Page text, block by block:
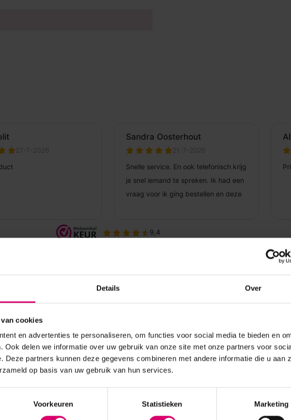
Details Over
cookies
en advertenties te personaliseren, om functies voor social media te bieden en
Ook delen we informatie over uw gebruik van onze site met onze partners voor
Deze partners kunnen deze gegevens combineren met andere informatie die u aan
op basis van uw gebruik van hun services.
Voorkeuren Statistieken Marketing